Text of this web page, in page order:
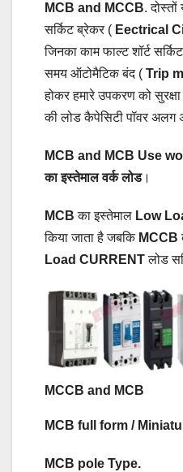
MCB and MCCB.
सर्किट ब्रेकर ( Eectrical
जिनका काम फाल्ट शॉर्ट
समय ऑटोमैटिक बंद ( Trip
होकर हमारे उपकरण को
की लोड कैपेसिटी पॉवर अलग
MCB and MCB Use
का इस्तेमाल वर्क लोड।
MCB का इस्तेमाल Low
किया जाता है जबकि MCCB
Load CURRENTलोड
MCCB and MCB
MCB full form /
MCB pole Type.